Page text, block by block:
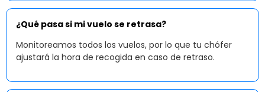
¿Qué pasa si mi vuelo se retrasa?
Monitoreamos todos los vuelos, por lo que tu chófer
ajustará la hora de recogida en caso de retraso.